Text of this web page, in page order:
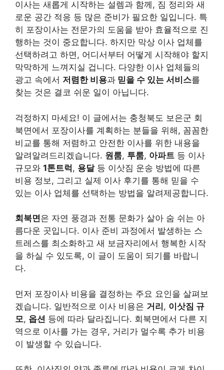
이사는 새롭게 시작하는 설렘과 함께, 짐 정리와 새
로운 공간 적응 등 많은 준비가 필요한 일입니다. 특
히 포장이사는 전문가의 도움을 받아 효율적으로 진
행하는 것이 중요합니다. 하지만 막상 이사 업체를
선택하려고 하면, 어디서부터 어떻게 시작해야 할지
막막하게 느껴지실 겁니다. 다양한 이사 업체들의
광고 속에서 저렴한 비용과 믿을 수 있는 서비스를
찾는 것은 결코 쉬운 일이 아닙니다.
걱정하지 마세요! 이 글에서는 충청북도 보은군 회
북면에서 포장이사를 계획하는 분들을 위해, 꼼꼼한
비교를 통해 저렴하고 안전한 이사를 위한 내용을
알려알려드리겠습니다. 원룸, 투룸, 아파트 등 이사
규모와 1톤트럭, 용달등 이삿짐 운송 방법에 따른
비용 정보, 그리고 실제 이사 후기를 통해 믿을 수
있는 이사 업체를 선택하는 방법을 알려제공합니다.
회북면은 자연 풍경과 전통 문화가 살아 숨 쉬는 아
름다운 곳입니다. 이사 준비 과정에서 발생하는 스
트레스를 최소화하고 새 보금자리에서 행복한 시작
을 하실 수 있도록, 이 글이 도움이 되기를 바랍니
다.
먼저 포장이사 비용을 결정하는 주요 요인을 살펴보
겠습니다. 일반적으로 이사 비용은 거리, 이삿짐 규
모, 옵션 등에 따라 달라집니다. 회북면에서 다른 지
역으로 이사를 가는 경우, 거리가 멀수록 추가 비용
이 발생할 수 있습니다.